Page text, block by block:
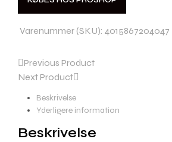
Varenummer (SKU): 4015867204047
Previous Product
Next Product
Beskrivelse
Yderligere information
Beskrivelse